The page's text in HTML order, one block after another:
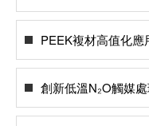
PEEK複材高值化應
創新低溫N₂O觸媒